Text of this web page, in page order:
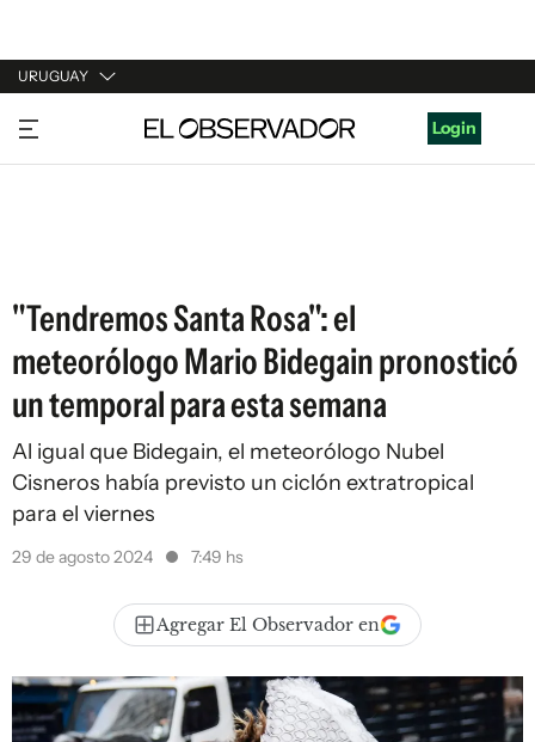
URUGUAY
URUGUAY
ARGENTINA
Login
"Tendremos Santa Rosa": el
meteorólogo Mario Bidegain pronosticó
un temporal para esta semana
Al igual que Bidegain, el meteorólogo Nubel
Cisneros había previsto un ciclón extratropical
para el viernes
29 de agosto 2024 7:49 hs
Agregar El Observador en